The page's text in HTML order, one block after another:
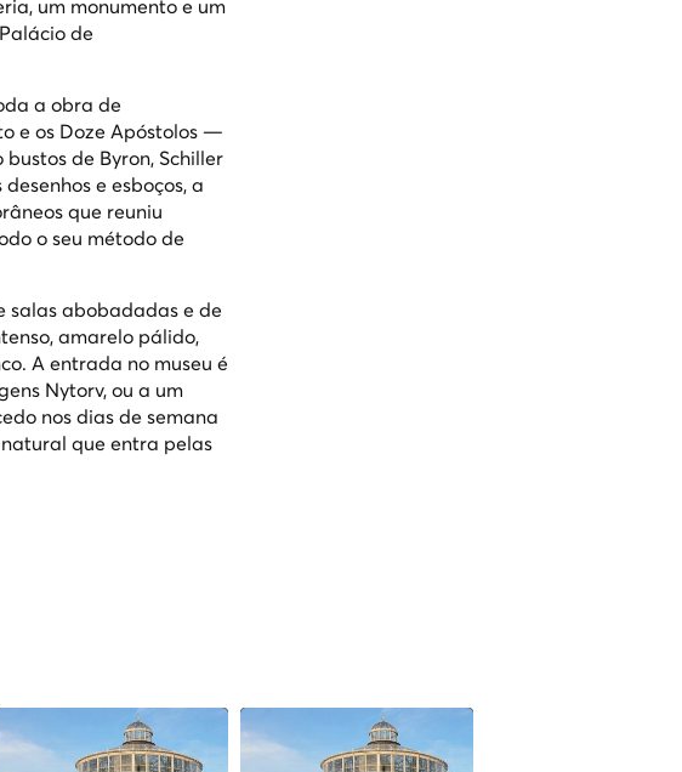
um monumento e um
de
a obra de
e os Doze Apóstolos—
de Byron, Schiller
e esboços, a
que reuniu
o seu método de
salas abobadadas e de
amarelo pálido,
A entrada no museu é
Nytorv, ou a um
nos dias de semana
que entra pelas